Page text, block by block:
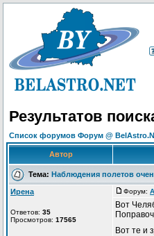
Результатов
Список форумов Форум @
Автор
Тема: Наблюдения полетов
Ирена
Ответов: 35
Просмотров: 17565
Форум:
Вот
Вот те и